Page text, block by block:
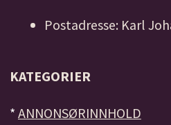
Postadresse: Karl
KATEGORIER
* ANNONSØRINNHOLD